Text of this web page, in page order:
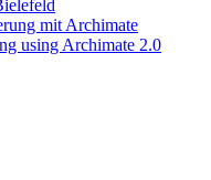
mit Archimate
using Archimate 2.0